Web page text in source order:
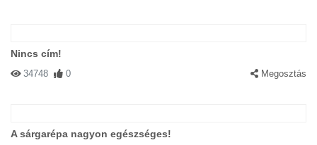
Nincs cím!
34748 0 Megosztás
A sárgarépa nagyon egészséges!